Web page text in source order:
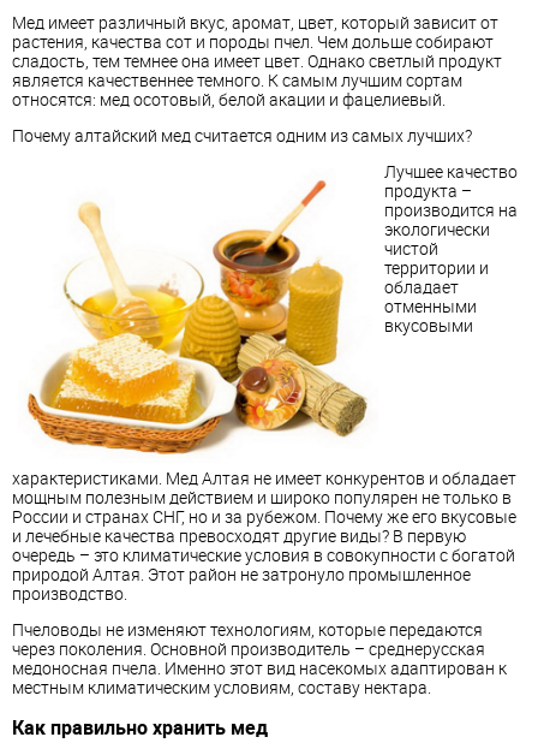
Мед имеет различный вкус, аромат, цвет, который зависит от
растения, качества сот и породы пчел. Чем дольше собирают
сладость, тем темнее она имеет цвет. Однако светлый продукт
является качественнее темного. К самым лучшим сортам
относятся: мед осотовый, белой акации и фацелиевый.
Почему алтайский мед считается одним из самых лучших?
Лучшее качество
продукта –
производится на
экологически
чистой
территории и
обладает
отменными
вкусовыми
характеристиками. Мед Алтая не имеет конкурентов и обладает
мощным полезным действием и широко популярен не только в
России и странах СНГ, но и за рубежом. Почему же его вкусовые
и лечебные качества превосходят другие виды? В первую
очередь – это климатические условия в совокупности с богатой
природой Алтая. Этот район не затронуло промышленное
производство.
Пчеловоды не изменяют технологиям, которые передаются
через поколения. Основной производитель – среднерусская
медоносная пчела. Именно этот вид насекомых адаптирован к
местным климатическим условиям, составу нектара.
Как правильно хранить мед